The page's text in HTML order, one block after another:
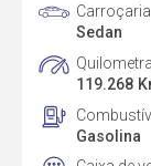
Carroçaria
Sedan
119.268
Gasolina